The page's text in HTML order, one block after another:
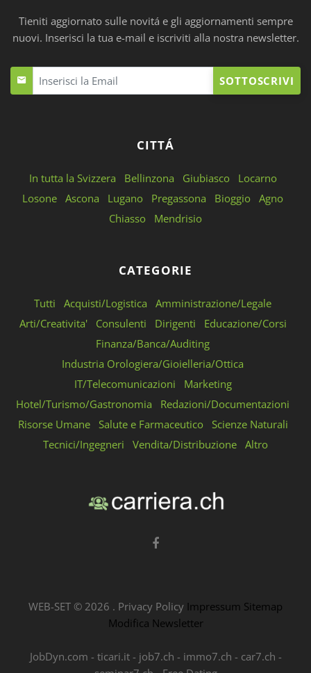
Tieniti aggiornato sulle novitá e gli aggiornamenti sempre
nuovi. Inserisci la tua e-mail e iscriviti alla nostra newsletter.
SOTTOSCRIVI
CITTÁ
In tutta la Svizzera Bellinzona Giubiasco
Locarno
Losone Ascona Lugano Pregassona Bioggio Agno
Chiasso
Mendrisio
CATEGORIE
Tutti Acquisti/Logistica
Amministrazione/Legale
Arti/Creativita'
Consulenti Dirigenti
Educazione/Corsi
Finanza/Banca/Auditing
Industria Orologiera/Gioielleria/Ottica
IT/Telecomunicazioni
Marketing
Hotel/Turismo/Gastronomia
Redazioni/Documentazioni
Risorse Umane
Salute e Farmaceutico
Scienze Naturali
Tecnici/Ingegneri
Vendita/Distribuzione Altro
WEB-SET © 2026 . Privacy Policy Impressum Sitemap
Modifica Newsletter
JobDyn.com - ticari.it- job7.ch - immo7.ch - car7.ch -